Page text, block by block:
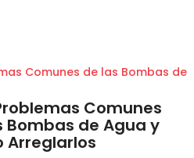
Comunes
Bombas de Agua y
Arreglarlos